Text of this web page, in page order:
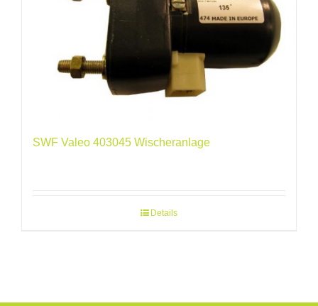
SWF Valeo 403045 Wischeranlage
Details